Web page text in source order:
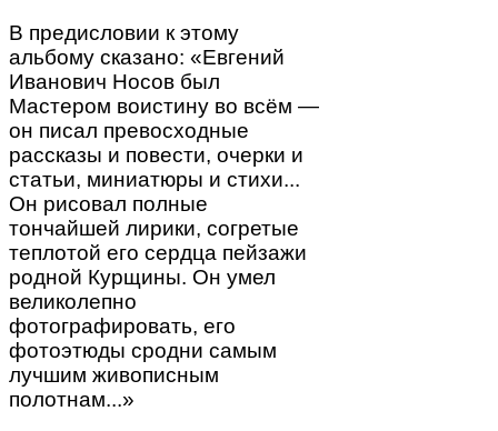
В предисловии к этому
альбому сказано: «Евгений
Иванович Носов был
Мастером воистину во всём —
он писал превосходные
рассказы и повести, очерки и
статьи, миниатюры и стихи...
Он рисовал полные
тончайшей лирики, согретые
теплотой его сердца пейзажи
родной Курщины. Он умел
великолепно
фотографировать, его
фотоэтюды сродни самым
лучшим живописным
полотнам...»